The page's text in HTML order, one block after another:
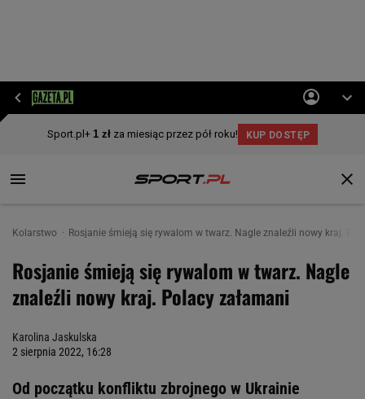
Kolarstwo Rosjanie śmieją się rywalom w twarz. Nagle znaleźli nowy kraj.
Rosjanie śmieją się rywalom w twarz. Nagle
znaleźli nowy kraj. Polacy załamani
Karolina Jaskulska
2 sierpnia 2022, 16:28
Od początku konfliktu zbrojnego w Ukrainie